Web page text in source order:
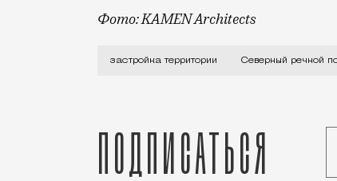
Фото: KAMEN Architects
Продолжается обсуждение того,
застройка территории Северный речной
Подписаться